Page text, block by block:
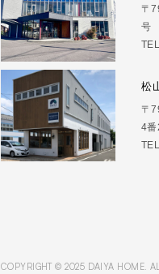
〒
号
松
〒
4
COPYRIGHT © 2025 DAIYA HOME.